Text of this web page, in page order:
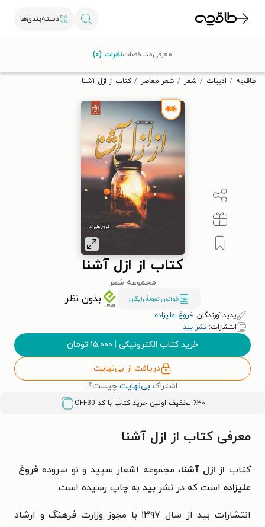
دسته‌بندی‌ها
تخفیف از طاقچه دریافت کن.
طاقچه ادبیات شعر شعر معاصر کتاب از ازل آشنا
کتاب از ازل آشنا
مجموعه شعر
خواندن نمونۀ رایگان بدون نظر
پدیدآورندگان: فروغ علیزاده
انتشارات: نشر بید
خرید کتاب الکترونیکی | ۱۵,۰۰۰ تومان
دریافت از بی‌نهایت
اشتراک بی‌نهایت چیست؟
٪۳۰ تخفیف اولین خرید کتاب با کد OFF30
معرفیمشخصاتنظرات (۰)
معرفی کتاب از ازل آشنا
کتاب از ازل آشنا، مجموعه اشعار سپید و نو سروده فروغ
علیزاده است که در نشر بید به چاپ رسیده است.
انتشارات بید از سال ۱۳۹۷ با مجوز وزارت فرهنگ و ارشاد